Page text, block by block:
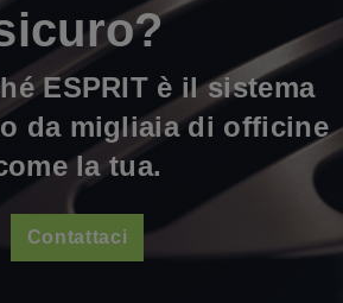
ESPRIT è il sistema
da migliaia di officine
la tua.
Contattaci